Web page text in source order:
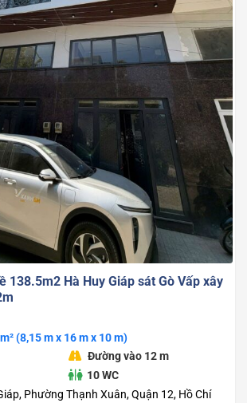
138.5m2 Hà Huy Giáp sát Gò Vấp xây
(8,15 m x 16 m x 10 m)
Đường vào 12 m
10 WC
Phường Thạnh Xuân, Quận 12, Hồ Chí